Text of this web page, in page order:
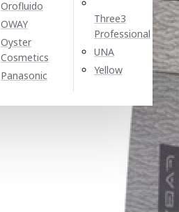
Orofluido
OWAY
Oyster
Cosmetics
Panasonic
Three3
Professional
UNA
Yellow